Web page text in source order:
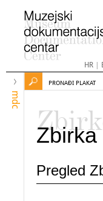
HR|
mdc
PRONAĐI PLAKAT
Pregled